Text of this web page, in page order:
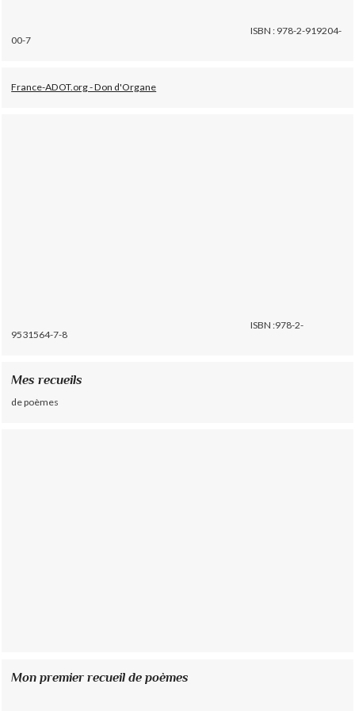
ISBN : 978-2-919204-
00-7
France-ADOT.org - Don d'Organe
ISBN :978-2-
9531564-7-8
Mes recueils
de poèmes
Mon premier recueil de poèmes